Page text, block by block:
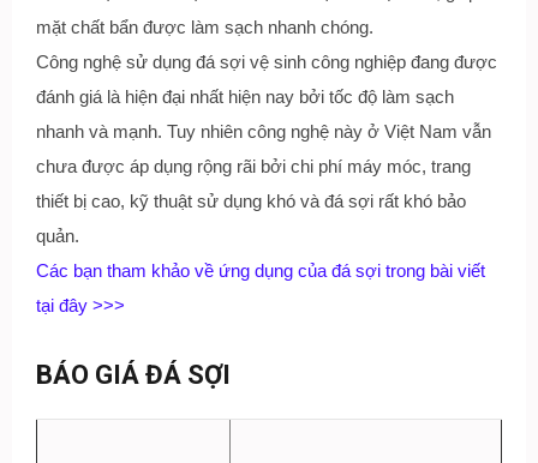
mặt chất bẩn được làm sạch nhanh chóng.
Công nghệ sử dụng đá sợi vệ sinh công nghiệp đang được
đánh giá là hiện đại nhất hiện nay bởi tốc độ làm sạch
nhanh và mạnh. Tuy nhiên công nghệ này ở Việt Nam vẫn
chưa được áp dụng rộng rãi bởi chi phí máy móc, trang
thiết bị cao, kỹ thuật sử dụng khó và đá sợi rất khó bảo
quản.
Các bạn tham khảo về ứng dụng của đá sợi trong bài viết
tại đây >>>
BÁO GIÁ ĐÁ SỢI